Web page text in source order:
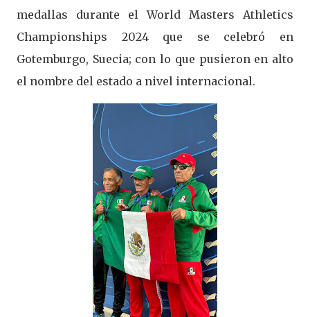
medallas durante el World Masters Athletics
Championships 2024 que se celebró en
Gotemburgo, Suecia; con lo que pusieron en alto
el nombre del estado a nivel internacional.